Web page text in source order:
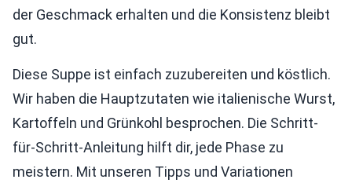
der Geschmack erhalten und die Konsistenz bleibt
gut.
Diese Suppe ist einfach zuzubereiten und köstlich.
Wir haben die Hauptzutaten wie italienische Wurst,
Kartoffeln und Grünkohl besprochen. Die Schritt-
für-Schritt-Anleitung hilft dir, jede Phase zu
meistern. Mit unseren Tipps und Variationen